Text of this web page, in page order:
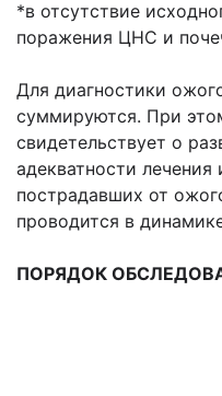
*в отсутствие
поражения ЦНС и
Для диагностики
суммируются. При
свидетельствует о
адекватности
пострадавших от
проводится в
ПОРЯДОК